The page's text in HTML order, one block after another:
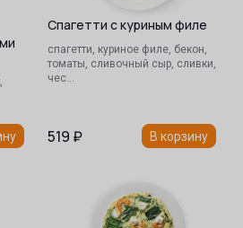
Спагетти с куриным филе
спагетти, куриное филе, бекон,
томаты, сливочный сыр, сливки,
чес…
519 ₽ В корзину